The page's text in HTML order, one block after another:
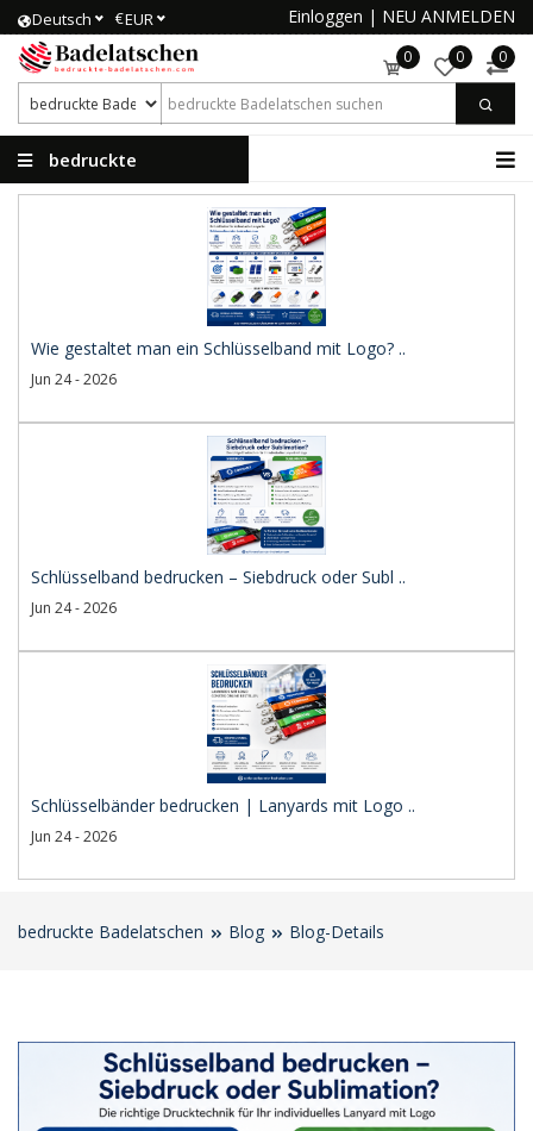
Deutsch €EUR Einloggen | NEU ANMELDEN
0 0 0
bedruckte
Wie gestaltet man ein Schlüsselband mit Logo? ..
Jun 24 - 2026
Schlüsselband bedrucken – Siebdruck oder Subl ..
Jun 24 - 2026
Schlüsselbänder bedrucken | Lanyards mit Logo ..
Jun 24 - 2026
bedruckte Badelatschen Blog Blog-Details